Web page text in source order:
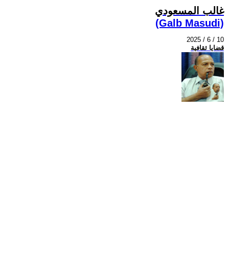
غالب المسعودي
(Galb Masudi)
2025 / 6 / 10
قضايا ثقافية